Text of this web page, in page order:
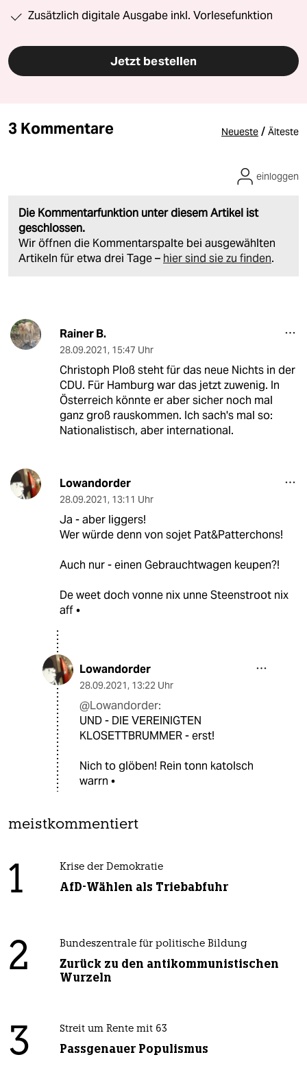
Zusätzlich digitale Ausgabe inkl. Vorlesefunktion
Jetzt bestellen
3 Kommentare Neueste / Älteste
Die Kommentarfunktion unter diesem Artikel ist
geschlossen.
Wir öffnen die Kommentarspalte bei ausgewählten
Artikeln für etwa drei Tage – hier sind sie zu finden.
einloggen
Rainer B.
28.09.2021, 15:47 Uhr
Christoph Ploß steht für das neue Nichts in der
CDU. Für Hamburg war das jetzt zuwenig. In
Österreich könnte er aber sicher noch mal
ganz groß rauskommen. Ich sach's mal so:
Nationalistisch, aber international.
Lowandorder
28.09.2021, 13:11 Uhr
Ja - aber liggers!
Wer würde denn von sojet Pat&Patterchons!
Auch nur - einen Gebrauchtwagen keupen?!
De weet doch vonne nix unne Steenstroot nix
aff •
Lowandorder
28.09.2021, 13:22 Uhr
@Lowandorder:
UND - DIE VEREINIGTEN
KLOSETTBRUMMER - erst!
Nich to glöben! Rein tonn katolsch
warrn •
meistkommentiert
1 Krise der Demokratie
AfD-Wählen als Triebabfuhr
2 Bundeszentrale für politische Bildung
Zurück zu den antikommunistischen
Wurzeln
3 Streit um Rente mit 63
Passgenauer Populismus